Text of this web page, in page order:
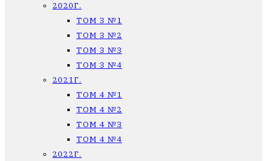
2020Г.
ТОМ 3 №1
ТОМ 3 №2
ТОМ 3 №3
ТОМ 3 №4
2021Г.
ТОМ 4 №1
ТОМ 4 №2
ТОМ 4 №3
ТОМ 4 №4
2022Г.